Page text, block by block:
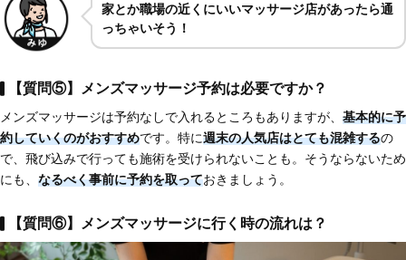
家とか職場の近くにいいマッサージ店があったら通
っちゃいそう！
【質問⑤】メンズマッサージ予約は必要ですか？
メンズマッサージは予約なしで入れるところもありますが、 基本的に予
約していくのがおすすめです。特に週末の人気店はとても混雑するの
で、飛び込みで行っても施術を受けられないことも。そうならないため
にも、 なるべく事前に予約を取っておきましょう。
【質問⑥】メンズマッサージに行く時の流れは？